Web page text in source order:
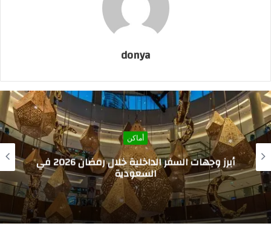
donya
أماكن
أفضل أماكن للزيارة أثناء أداء العمرة 2026: دليل
المواقع التاريخية والترفيهية